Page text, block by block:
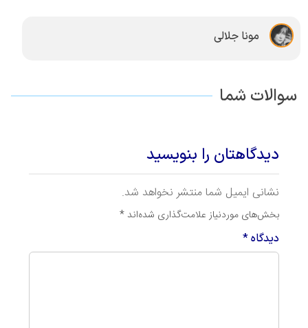
مونا جلالی
سوالات شما
دیدگاهتان را بنویسید
نشانی ایمیل شما منتشر نخواهد شد.
بخش‌های موردنیاز علامت‌گذاری شده‌اند *
دیدگاه*